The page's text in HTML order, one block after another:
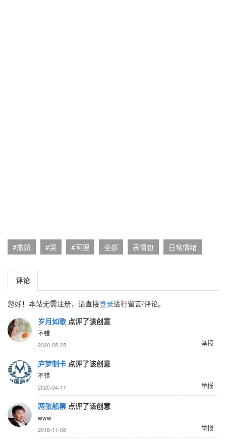
#撒娇 #哭 #阿狸 全部 表情包 日常情绪
评论
您好！本站无需注册，请直接登录进行留言/评论。
岁月如歌 点评了该创意
不错
举报
2020-05-25
庐梦制卡 点评了该创意
不错
举报
2020-04-11
两张船票 点评了该创意
www
举报
2018-11-08